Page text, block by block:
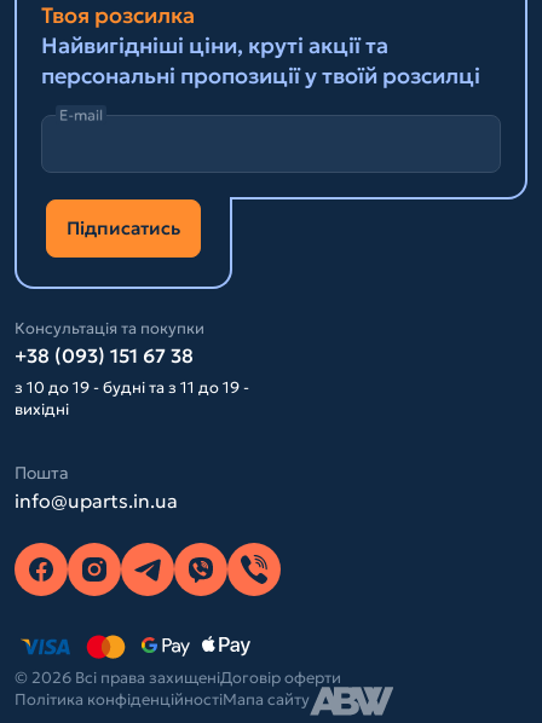
Твоя розсилка
Найвигідніші ціни, круті акції та
персональні пропозиції у твоїй розсилці
E-mail
Підписатись
Консультація та покупки
+38 (093) 151 67 38
з 10 до 19 - будні та з 11 до 19 -
вихідні
Пошта
info@uparts.in.ua
© 2026 Всі права захищеніДоговір оферти
Політика конфіденційностіМапа сайту